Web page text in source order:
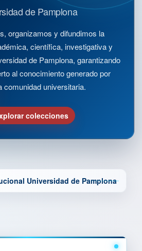
de Pamplona
organizamos y difundimos la
científica, investigativa y
de Pamplona, garantizando
al conocimiento generado por
comunidad universitaria.
colecciones
Universidad de Pamplona